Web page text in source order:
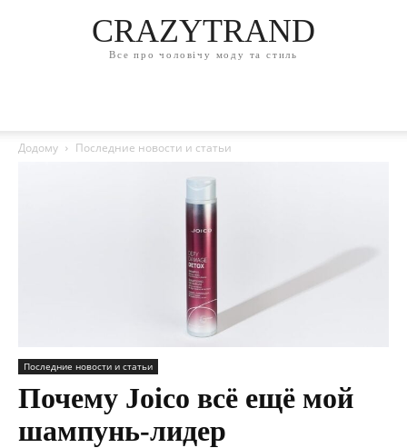
CRAZYTRAND
Все про чоловічу моду та стиль
Додому Последние новости и статьи
Последние новости и статьи
Почему Joico всё ещё мой
шампунь-лидер